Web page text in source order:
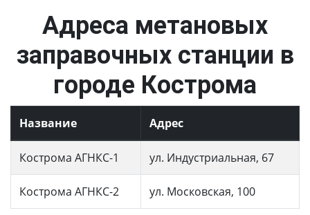
Адреса метановых
заправочных станции в
городе Кострома
Название Адрес
Кострома АГНКС-1 ул. Индустриальная, 67
Кострома АГНКС-2 ул. Московская, 100